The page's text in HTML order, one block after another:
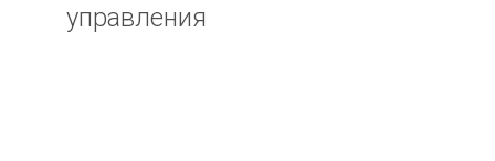
управления